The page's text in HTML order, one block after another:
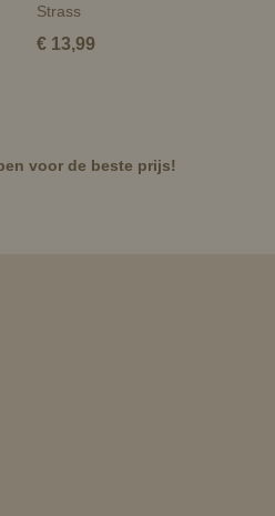
Strass
€ 13,99
voor de beste prijs!